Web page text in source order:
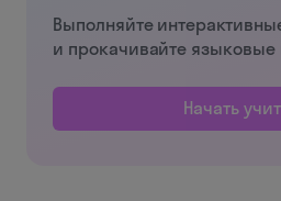
Выполняйте
и прокачивайте
Начать